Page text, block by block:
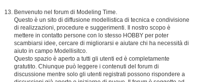
Benvenuto nel forum di Modeling Time.
Questo è un sito di diffusione modellistica di tecnica e condivisione
di realizzazioni, procedure e suggerimenti. Il nostro scopo è
mettere in contatto persone con lo stesso HOBBY per poter
scambiarsi idee, cercare di migliorarsi e aiutare chi ha necessità di
aiuto in campo Modellisitco.
Questo spazio è aperto a tutti gli utenti ed è completamente
gratutito. Chiunque può leggere i contenuti del forum di
discussione mentre solo gli utenti registrati possono rispondere a